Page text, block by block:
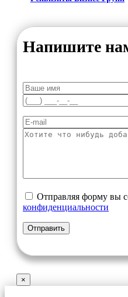
Напишите
Отправляя форму вы
конфиденциальности
×